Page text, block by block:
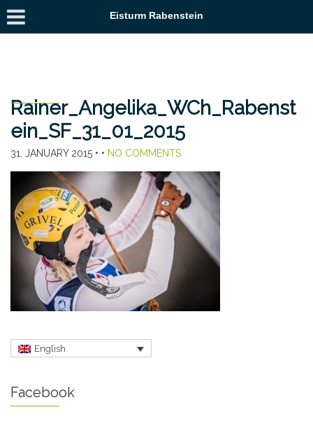
Eisturm Rabenstein
Rainer_Angelika_WCh_Rabenst
ein_SF_31_01_2015
31. JANUARY 2015 • • NO COMMENTS
English
Facebook